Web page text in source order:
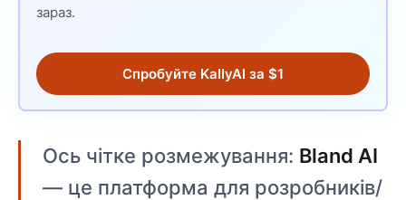
зараз.
Спробуйте KallyAI за $1
Ось чітке розмежування: Bland AI
— це платформа для розробників/